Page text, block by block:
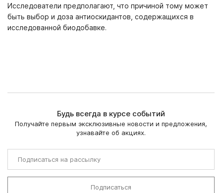
Исследователи предполагают, что причиной тому может
быть выбор и доза антиоскидантов, содержащихся в
исследованной биодобавке.
Будь всегда в курсе событий
Получайте первым эксклюзивные новости и предложения,
узнавайте об акциях.
Подписаться